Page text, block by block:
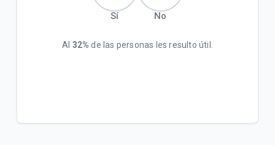
Sí No
Al 32% de las personas les resulto útil.